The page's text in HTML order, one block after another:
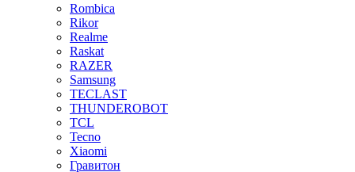
Rombica
Rikor
Realme
Raskat
RAZER
Samsung
TECLAST
THUNDEROBOT
TCL
Tecno
Xiaomi
Гравитон